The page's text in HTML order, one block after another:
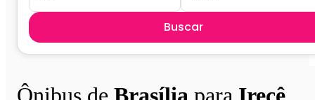
Buscar
Ônibus de Brasília para Irecê